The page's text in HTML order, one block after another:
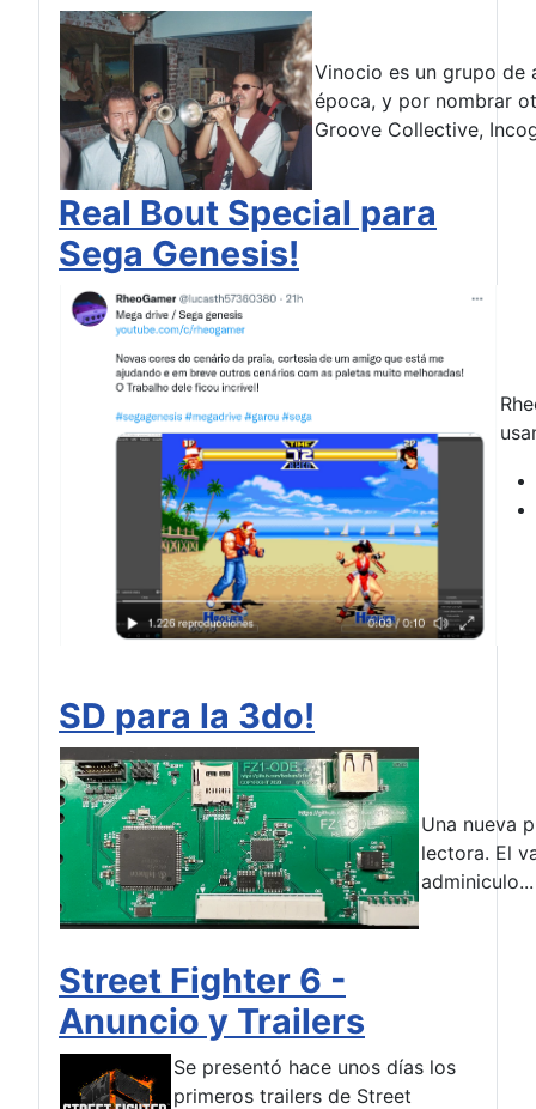
Vinocio es un grupo de
época, y por nombrar
Groove Collective,
Real Bout Special para
Sega Genesis!
SD para la 3do!
Una nueva
lectora. El
adminiculo...
Street Fighter 6 -
Anuncio y Trailers
Se presentó hace unos días los
primeros trailers de Street